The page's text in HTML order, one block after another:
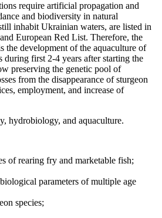
require artificial propagation and
and biodiversity in natural
inhabit Ukrainian waters, are listed in
European Red List. Therefore, the
the development of the aquaculture of
first 2-4 years after starting the
preserving the genetic pool of
from the disappearance of sturgeon
employment, and increase of
hydrobiology, and aquaculture.
of rearing fry and marketable fish;
parameters of multiple age
species;